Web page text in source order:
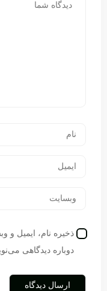
ذخیره نام، ایمیل و
دوباره دیدگاهی